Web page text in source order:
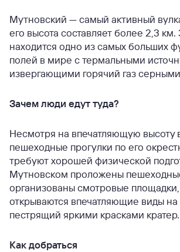
Мутновский — самый активный
его высота составляет более 2,3 км.
находится одно из самых больших
полей в мире с термальными
извергающими горячий газ
Зачем люди едут туда?
Несмотря на впечатляющую высоту
пешеходные прогулки по его
требуют хорошей физической
Мутновском проложены
организованы смотровые площадки,
открываются впечатляющие виды
пестрящий яркими красками кратер.
Как добраться